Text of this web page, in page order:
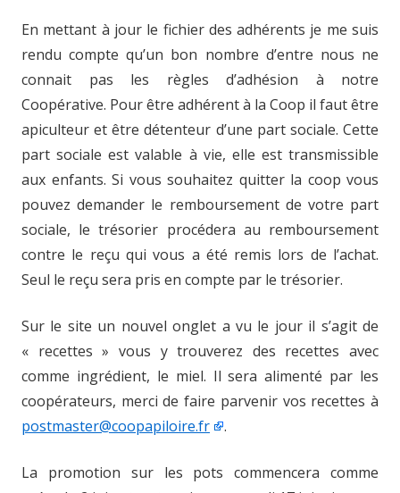
En mettant à jour le fichier des adhérents je me suis
rendu compte qu’un bon nombre d’entre nous ne
connait pas les règles d’adhésion à notre
Coopérative. Pour être adhérent à la Coop il faut être
apiculteur et être détenteur d’une part sociale. Cette
part sociale est valable à vie, elle est transmissible
aux enfants. Si vous souhaitez quitter la coop vous
pouvez demander le remboursement de votre part
sociale, le trésorier procédera au remboursement
contre le reçu qui vous a été remis lors de l’achat.
Seul le reçu sera pris en compte par le trésorier.
Sur le site un nouvel onglet a vu le jour il s’agit de
« recettes » vous y trouverez des recettes avec
comme ingrédient, le miel. Il sera alimenté par les
coopérateurs, merci de faire parvenir vos recettes à
postmaster@coopapiloire.fr
.
La promotion sur les pots commencera comme